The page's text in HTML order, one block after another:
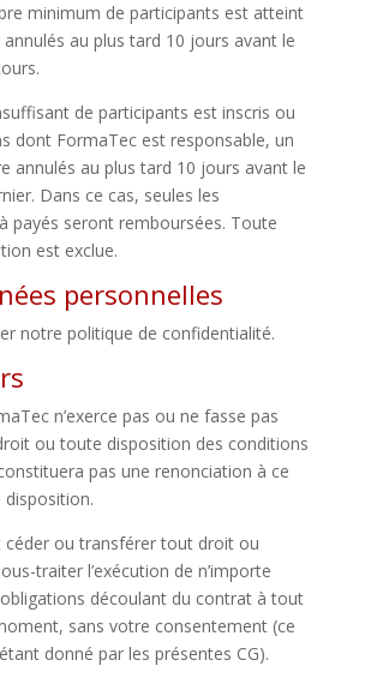
minimum de participants est atteint
au plus tard 10 jours avant le
de participants est inscris ou
dont FormaTec est responsable, un
annulés au plus tard 10 jours avant le
Dans ce cas, seules les
payés seront remboursées. Toute
est exclue.
personnelles
notre politique de confidentialité.
n’exerce pas ou ne fasse pas
ou toute disposition des conditions
pas une renonciation à ce
céder ou transférer tout droit ou
traiter l’exécution de n’importe
découlant du contrat à tout
sans votre consentement (ce
donné par les présentes CG).